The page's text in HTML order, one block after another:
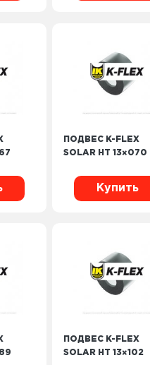
ПОДВЕС K-FLEX
SOLAR HT 13×070
Купить
ПОДВЕС K-FLEX
SOLAR HT 13×102